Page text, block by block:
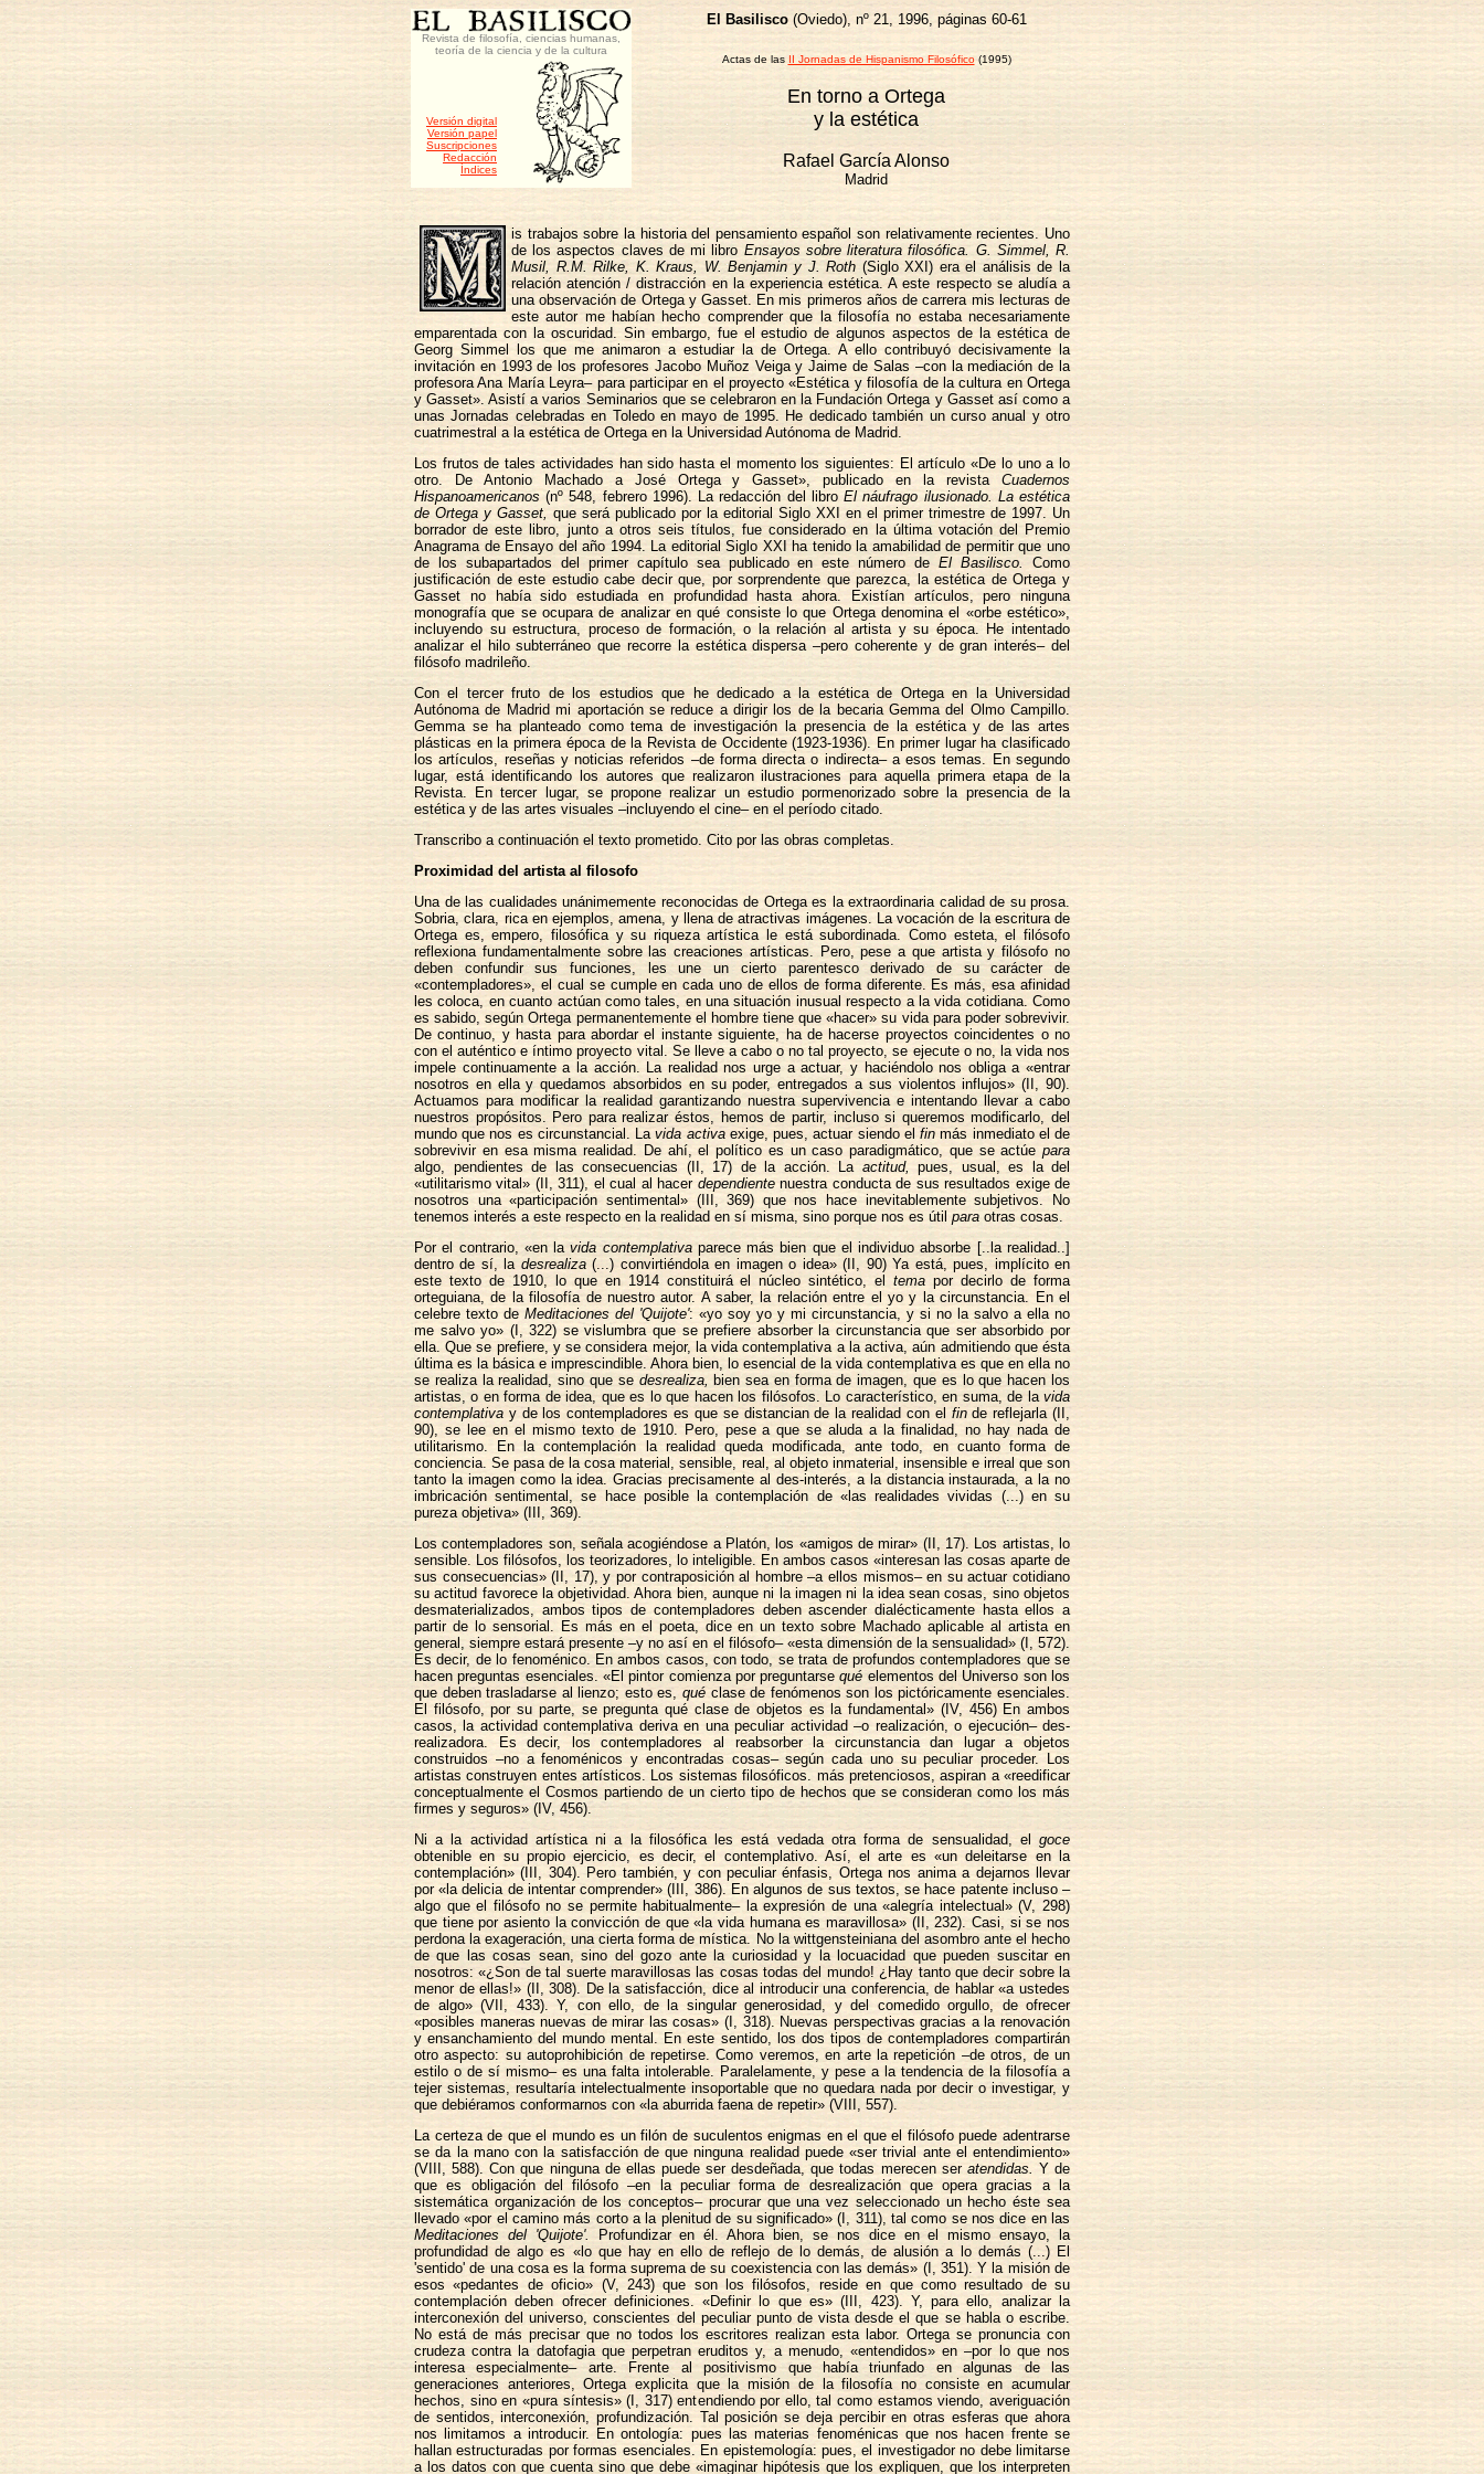
Revista de filosofía, ciencias humanas,
teoría de la ciencia y de la cultura
Versión digital
Versión papel
Suscripciones
Redacción
Índices
El Basilisco(Oviedo), nº 21, 1996, páginas 60-61
Actas de las II Jornadas de Hispanismo Filosófico(1995)
En torno a Ortega
y la estética
Rafael García Alonso
Madrid
is trabajos sobre la historia del pensamiento español son relativamente recientes. Uno
de los aspectos claves de mi libro Ensayos sobre literatura filosófica. G. Simmel, R.
Musil, R.M. Rilke, K. Kraus, W. Benjamin y J. Roth (Siglo XXI) era el análisis de la
relación atención / distracción en la experiencia estética. A este respecto se aludía a
una observación de Ortega y Gasset. En mis primeros años de carrera mis lecturas de
este autor me habían hecho comprender que la filosofía no estaba necesariamente
emparentada con la oscuridad. Sin embargo, fue el estudio de algunos aspectos de la estética de
Georg Simmel los que me animaron a estudiar la de Ortega. A ello contribuyó decisivamente la
invitación en 1993 de los profesores Jacobo Muñoz Veiga y Jaime de Salas –con la mediación de la
profesora Ana María Leyra– para participar en el proyecto «Estética y filosofía de la cultura en Ortega
y Gasset». Asistí a varios Seminarios que se celebraron en la Fundación Ortega y Gasset así como a
unas Jornadas celebradas en Toledo en mayo de 1995. He dedicado también un curso anual y otro
cuatrimestral a la estética de Ortega en la Universidad Autónoma de Madrid.
Los frutos de tales actividades han sido hasta el momento los siguientes: El artículo «De lo uno a lo
otro. De Antonio Machado a José Ortega y Gasset», publicado en la revista Cuadernos
Hispanoamericanos (nº 548, febrero 1996). La redacción del libroEl náufrago ilusionado. La estética
de Ortega y Gasset, que será publicado por la editorial Siglo XXI en el primer trimestre de 1997. Un
borrador de este libro, junto a otros seis títulos, fue considerado en la última votación del Premio
Anagrama de Ensayo del año 1994. La editorial Siglo XXI ha tenido la amabilidad de permitir que uno
de los subapartados del primer capítulo sea publicado en este número deEl Basilisco.
Como
justificación de este estudio cabe decir que, por sorprendente que parezca, la estética de Ortega y
Gasset no había sido estudiada en profundidad hasta ahora. Existían artículos, pero ninguna
monografía que se ocupara de analizar en qué consiste lo que Ortega denomina el «orbe estético»,
incluyendo su estructura, proceso de formación, o la relación al artista y su época. He intentado
analizar el hilo subterráneo que recorre la estética dispersa –pero coherente y de gran interés– del
filósofo madrileño.
Con el tercer fruto de los estudios que he dedicado a la estética de Ortega en la Universidad
Autónoma de Madrid mi aportación se reduce a dirigir los de la becaria Gemma del Olmo Campillo.
Gemma se ha planteado como tema de investigación la presencia de la estética y de las artes
plásticas en la primera época de la Revista de Occidente (1923-1936). En primer lugar ha clasificado
los artículos, reseñas y noticias referidos –de forma directa o indirecta– a esos temas. En segundo
lugar, está identificando los autores que realizaron ilustraciones para aquella primera etapa de la
Revista. En tercer lugar, se propone realizar un estudio pormenorizado sobre la presencia de la
estética y de las artes visuales –incluyendo el cine– en el período citado.
Transcribo a continuación el texto prometido. Cito por las obras completas.
Proximidad del artista al filosofo
Una de las cualidades unánimemente reconocidas de Ortega es la extraordinaria calidad de su prosa.
Sobria, clara, rica en ejemplos, amena, y llena de atractivas imágenes. La vocación de la escritura de
Ortega es, empero, filosófica y su riqueza artística le está subordinada. Como esteta, el filósofo
reflexiona fundamentalmente sobre las creaciones artísticas. Pero, pese a que artista y filósofo no
deben confundir sus funciones, les une un cierto parentesco derivado de su carácter de
«contempladores», el cual se cumple en cada uno de ellos de forma diferente. Es más, esa afinidad
les coloca, en cuanto actúan como tales, en una situación inusual respecto a la vida cotidiana. Como
es sabido, según Ortega permanentemente el hombre tiene que «hacer» su vida para poder sobrevivir.
De continuo, y hasta para abordar el instante siguiente, ha de hacerse proyectos coincidentes o no
con el auténtico e íntimo proyecto vital. Se lleve a cabo o no tal proyecto, se ejecute o no, la vida nos
impele continuamente a la acción. La realidad nos urge a actuar, y haciéndolo nos obliga a «entrar
nosotros en ella y quedamos absorbidos en su poder, entregados a sus violentos influjos» (II, 90).
Actuamos para modificar la realidad garantizando nuestra supervivencia e intentando llevar a cabo
nuestros propósitos. Pero para realizar éstos, hemos de partir, incluso si queremos modificarlo, del
mundo que nos es circunstancial. Lavida activaexige, pues, actuar siendo elfin más inmediato el de
sobrevivir en esa misma realidad. De ahí, el político es un caso paradigmático, que se actúe para
algo, pendientes de las consecuencias (II, 17) de la acción. La actitud, pues, usual, es la del
«utilitarismo vital» (II, 311), el cual al hacer dependientenuestra conducta de sus resultados exige de
nosotros una «participación sentimental» (III, 369) que nos hace inevitablemente subjetivos. No
tenemos interés a este respecto en la realidad en sí misma, sino porque nos es útil para otras cosas.
Por el contrario, «en lavida contemplativaparece más bien que el individuo absorbe [..la realidad..]
dentro de sí, la desrealiza(...) convirtiéndola en imagen o idea» (II, 90) Ya está, pues, implícito en
este texto de 1910, lo que en 1914 constituirá el núcleo sintético, eltema por decirlo de forma
orteguiana, de la filosofía de nuestro autor. A saber, la relación entre el yo y la circunstancia. En el
celebre texto de Meditaciones del 'Quijote': «yo soy yo y mi circunstancia, y si no la salvo a ella no
me salvo yo» (I, 322) se vislumbra que se prefiere absorber la circunstancia que ser absorbido por
ella. Que se prefiere, y se considera mejor, la vida contemplativa a la activa, aún admitiendo que ésta
última es la básica e imprescindible. Ahora bien, lo esencial de la vida contemplativa es que en ella no
se realiza la realidad, sino que se desrealiza, bien sea en forma de imagen, que es lo que hacen los
artistas, o en forma de idea, que es lo que hacen los filósofos. Lo característico, en suma, de la vida
contemplativa y de los contempladores es que se distancian de la realidad con el finde reflejarla (II,
90), se lee en el mismo texto de 1910. Pero, pese a que se aluda a la finalidad, no hay nada de
utilitarismo. En la contemplación la realidad queda modificada, ante todo, en cuanto forma de
conciencia. Se pasa de la cosa material, sensible, real, al objeto inmaterial, insensible e irreal que son
tanto la imagen como la idea. Gracias precisamente al des-interés, a la distancia instaurada, a la no
imbricación sentimental, se hace posible la contemplación de «las realidades vividas (...) en su
pureza objetiva» (III, 369).
Los contempladores son, señala acogiéndose a Platón, los «amigos de mirar» (II, 17). Los artistas, lo
sensible. Los filósofos, los teorizadores, lo inteligible. En ambos casos «interesan las cosas aparte de
sus consecuencias» (II, 17), y por contraposición al hombre –a ellos mismos– en su actuar cotidiano
su actitud favorece la objetividad. Ahora bien, aunque ni la imagen ni la idea sean cosas, sino objetos
desmaterializados, ambos tipos de contempladores deben ascender dialécticamente hasta ellos a
partir de lo sensorial. Es más en el poeta, dice en un texto sobre Machado aplicable al artista en
general, siempre estará presente –y no así en el filósofo– «esta dimensión de la sensualidad» (I, 572).
Es decir, de lo fenoménico. En ambos casos, con todo, se trata de profundos contempladores que se
hacen preguntas esenciales. «El pintor comienza por preguntarsequé elementos del Universo son los
que deben trasladarse al lienzo; esto es, qué clase de fenómenos son los pictóricamente esenciales.
El filósofo, por su parte, se pregunta qué clase de objetos es la fundamental» (IV, 456) En ambos
casos, la actividad contemplativa deriva en una peculiar actividad –o realización, o ejecución– des-
realizadora. Es decir, los contempladores al reabsorber la circunstancia dan lugar a objetos
construidos –no a fenoménicos y encontradas cosas– según cada uno su peculiar proceder. Los
artistas construyen entes artísticos. Los sistemas filosóficos. más pretenciosos, aspiran a «reedificar
conceptualmente el Cosmos partiendo de un cierto tipo de hechos que se consideran como los más
firmes y seguros» (IV, 456).
Ni a la actividad artística ni a la filosófica les está vedada otra forma de sensualidad, el goce
obtenible en su propio ejercicio, es decir, el contemplativo. Así, el arte es «un deleitarse en la
contemplación» (III, 304). Pero también, y con peculiar énfasis, Ortega nos anima a dejarnos llevar
por «la delicia de intentar comprender» (III, 386). En algunos de sus textos, se hace patente incluso –
algo que el filósofo no se permite habitualmente– la expresión de una «alegría intelectual» (V, 298)
que tiene por asiento la convicción de que «la vida humana es maravillosa» (II, 232). Casi, si se nos
perdona la exageración, una cierta forma de mística. No la wittgensteiniana del asombro ante el hecho
de que las cosas sean, sino del gozo ante la curiosidad y la locuacidad que pueden suscitar en
nosotros: «¿Son de tal suerte maravillosas las cosas todas del mundo! ¿Hay tanto que decir sobre la
menor de ellas!» (II, 308). De la satisfacción, dice al introducir una conferencia, de hablar «a ustedes
de algo» (VII, 433). Y, con ello, de la singular generosidad, y del comedido orgullo, de ofrecer
«posibles maneras nuevas de mirar las cosas» (I, 318). Nuevas perspectivas gracias a la renovación
y ensanchamiento del mundo mental. En este sentido, los dos tipos de contempladores compartirán
otro aspecto: su autoprohibición de repetirse. Como veremos, en arte la repetición –de otros, de un
estilo o de sí mismo– es una falta intolerable. Paralelamente, y pese a la tendencia de la filosofía a
tejer sistemas, resultaría intelectualmente insoportable que no quedara nada por decir o investigar, y
que debiéramos conformarnos con «la aburrida faena de repetir» (VIII, 557).
La certeza de que el mundo es un filón de suculentos enigmas en el que el filósofo puede adentrarse
se da la mano con la satisfacción de que ninguna realidad puede «ser trivial ante el entendimiento»
(VIII, 588). Con que ninguna de ellas puede ser desdeñada, que todas merecen ser atendidas. Y de
que es obligación del filósofo –en la peculiar forma de desrealización que opera gracias a la
sistemática organización de los conceptos– procurar que una vez seleccionado un hecho éste sea
llevado «por el camino más corto a la plenitud de su significado» (I, 311), tal como se nos dice en las
Meditaciones del 'Quijote'.
Profundizar en él. Ahora bien, se nos dice en el mismo ensayo, la
profundidad de algo es «lo que hay en ello de reflejo de lo demás, de alusión a lo demás (...) El
'sentido' de una cosa es la forma suprema de su coexistencia con las demás» (I, 351). Y la misión de
esos «pedantes de oficio» (V, 243) que son los filósofos, reside en que como resultado de su
contemplación deben ofrecer definiciones. «Definir lo que es» (III, 423). Y, para ello, analizar la
interconexión del universo, conscientes del peculiar punto de vista desde el que se habla o escribe.
No está de más precisar que no todos los escritores realizan esta labor. Ortega se pronuncia con
crudeza contra la datofagia que perpetran eruditos y, a menudo, «entendidos» en –por lo que nos
interesa especialmente– arte. Frente al positivismo que había triunfado en algunas de las
generaciones anteriores, Ortega explicita que la misión de la filosofía no consiste en acumular
hechos, sino en «pura síntesis» (I, 317) entendiendo por ello, tal como estamos viendo, averiguación
de sentidos, interconexión, profundización. Tal posición se deja percibir en otras esferas que ahora
nos limitamos a introducir. En ontología: pues las materias fenoménicas que nos hacen frente se
hallan estructuradas por formas esenciales. En epistemología: pues, el investigador no debe limitarse
a los datos con que cuenta sino que debe «imaginar hipótesis que los expliquen, que los interpreten